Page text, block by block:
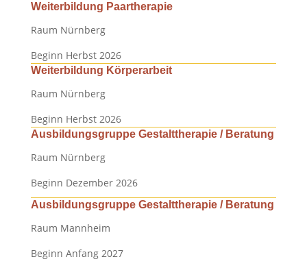
Weiterbildung Paartherapie
Raum Nürnberg
Beginn Herbst 2026
Weiterbildung Körperarbeit
Raum Nürnberg
Beginn Herbst 2026
Ausbildungsgruppe Gestalttherapie / Beratung
Raum Nürnberg
Beginn Dezember 2026
Ausbildungsgruppe Gestalttherapie / Beratung
Raum Mannheim
Beginn Anfang 2027